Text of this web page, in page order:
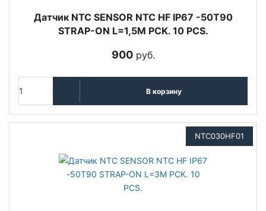
Датчик NTC SENSOR NTC HF IP67 -50T90
STRAP-ON L=1,5M PCK. 10 PCS.
900руб.
В корзину
NTC030HF01